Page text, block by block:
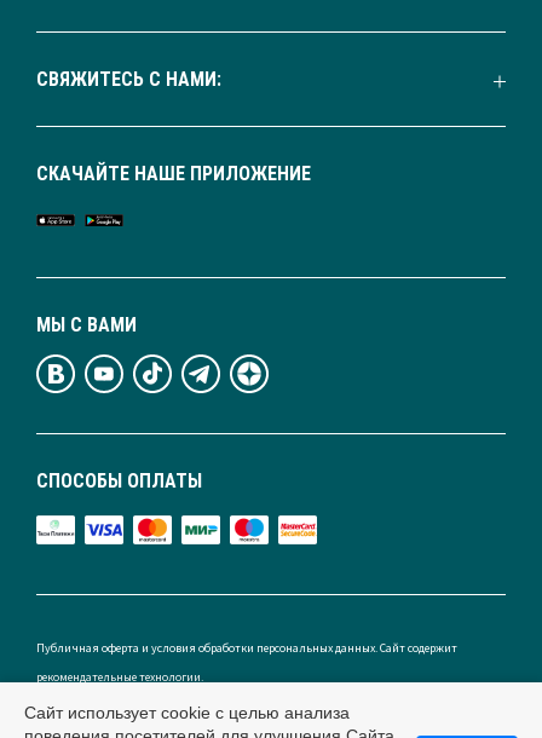
СВЯЖИТЕСЬ С НАМИ:
СПОСОБЫ ОПЛАТЫ
МЫ С ВАМИ
СКАЧАЙТЕ НАШЕ ПРИЛОЖЕНИЕ
Публичная оферта и условия обработки персональных данных. Сайт содержит
рекомендательные технологии.
Сайт использует cookie с целью анализа